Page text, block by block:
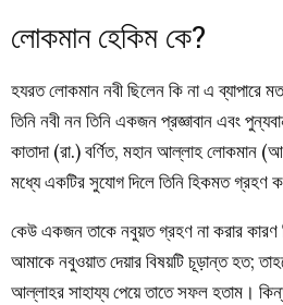
লোকমান হেকিম কে?
হযরত লোকমান নবী ছিলেন কি না এ ব্যাপারে
তিনি নবী নন তিনি একজন প্রজ্ঞাবান এবং
কাতাদা (রা.) বর্ণিত, মহান আল্লাহ লোকমান
মধ্যে একটির সুযোগ দিলে তিনি হিকমত গ্রহণ
কেউ একজন তাকে নবুয়ত গ্রহণ না করার কারণ
আমাকে নবুওয়াত দেয়ার বিষয়টি চূড়ান্ত হত;
আল্লাহর সাহায্য পেয়ে তাতে সফল হতাম।